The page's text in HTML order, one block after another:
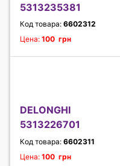
5313235381
Код товара: 6602312
Цена: 100 грн
DELONGHI
5313226701
Код товара: 6602311
Цена: 100 грн